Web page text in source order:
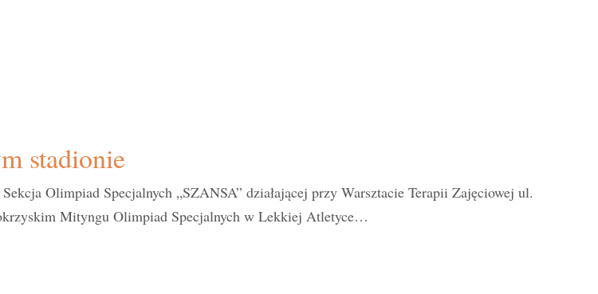
stadionie
Olimpiad Specjalnych „SZANSA” działającej przy Warsztacie Terapii Zajęciowej ul.
Mityngu Olimpiad Specjalnych w Lekkiej Atletyce…